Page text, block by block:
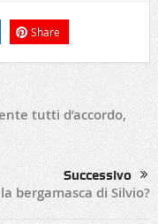
Share
tutti d’accordo,
Successivo
bergamasca di Silvio?